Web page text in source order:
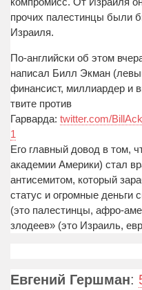
прочих палестинцы были
Израиля.
По-английски об этом
написал Билл Экман
финансист, миллиардер и
твите против
Гарварда: twitter.com/
1
Его главный довод в том,
академии Америки) стал
антисемитом, который
статус и огромные деньги
(это палестинцы, афро-
злодеев» (это Израиль,
Евгений Гершман: